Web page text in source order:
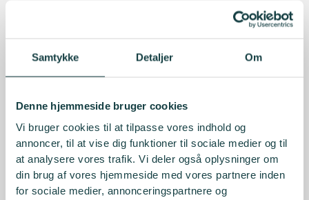
Samtykke Detaljer Om
Denne hjemmeside bruger cookies
Vi bruger cookies til at tilpasse vores indhold og
annoncer, til at vise dig funktioner til sociale medier og til
at analysere vores trafik. Vi deler også oplysninger om
din brug af vores hjemmeside med vores partnere inden
for sociale medier, annonceringspartnere og